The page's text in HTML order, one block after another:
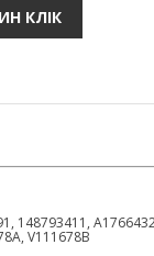
148793411,
V111678B